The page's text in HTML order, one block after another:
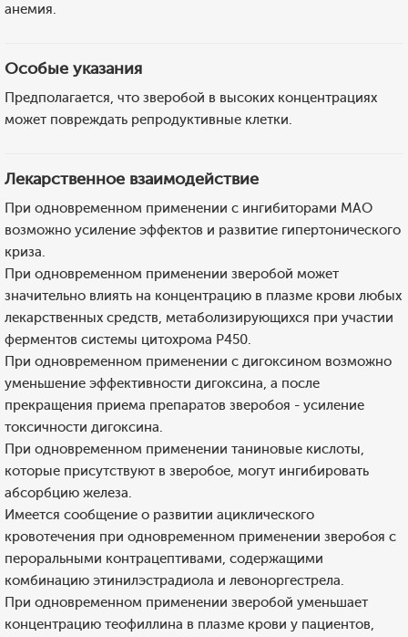
анемия.
Особые указания
Предполагается, что зверобой в высоких концентрациях
может повреждать репродуктивные клетки.
Лекарственное взаимодействие
При одновременном применении с ингибиторами МАО
возможно усиление эффектов и развитие гипертонического
криза.
При одновременном применении зверобой может
значительно влиять на концентрацию в плазме крови любых
лекарственных средств, метаболизирующихся при участии
ферментов системы цитохрома P450.
При одновременном применении с дигоксином возможно
уменьшение эффективности дигоксина, а после
прекращения приема препаратов зверобоя - усиление
токсичности дигоксина.
При одновременном применении таниновые кислоты,
которые присутствуют в зверобое, могут ингибировать
абсорбцию железа.
Имеется сообщение о развитии ациклического
кровотечения при одновременном применении зверобоя с
пероральными контрацептивами, содержащими
комбинацию этинилэстрадиола и левоноргестрела.
При одновременном применении зверобой уменьшает
концентрацию теофиллина в плазме крови у пациентов,